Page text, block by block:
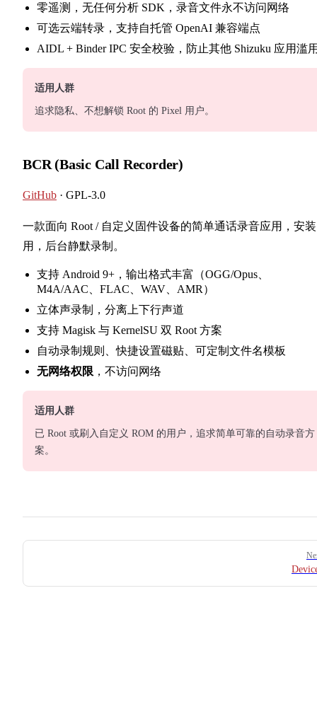
零遥测，无任何分析 SDK，录音文件永不访问网络
可选云端转录，支持自托管 OpenAI 兼容端点
AIDL + Binder IPC 安全校验，防止其他 Shizuku 应用滥
适用人群
追求隐私、不想解锁 Root 的 Pixel 用户。
BCR (Basic Call Recorder)
GitHub · GPL-3.0
一款面向 Root / 自定义固件设备的简单通话录音应用，安
用，后台静默录制。
支持 Android 9+，输出格式丰富（OGG/Opus、
M4A/AAC、FLAC、WAV、AMR）
立体声录制，分离上下行声道
支持 Magisk 与 KernelSU 双 Root 方案
自动录制规则、快捷设置磁贴、可定制文件名模板
无网络权限 ，不访问网络
适用人群
已 Root 或刷入自定义 ROM 的用户，追求简单可靠的自动录音方
案。
Pager